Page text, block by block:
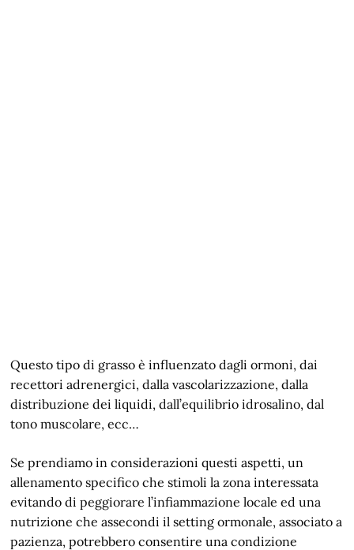
Questo tipo di grasso è influenzato dagli ormoni, dai
recettori adrenergici, dalla vascolarizzazione, dalla
distribuzione dei liquidi, dall’equilibrio idrosalino, dal
tono muscolare, ecc…
Se prendiamo in considerazioni questi aspetti, un
allenamento specifico che stimoli la zona interessata
evitando di peggiorare l’infiammazione locale ed una
nutrizione che assecondi il setting ormonale, associato a
pazienza, potrebbero consentire una condizione